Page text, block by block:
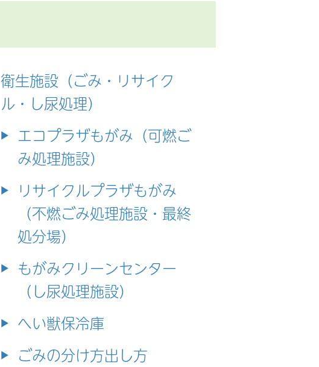
衛生施設（ごみ・リサイク
ル・し尿処理）
エコプラザもがみ（可燃ご
み処理施設）
リサイクルプラザもがみ
（不燃ごみ処理施設・最終
処分場）
もがみクリーンセンター
（し尿処理施設）
へい獣保冷庫
ごみの分け方出し方